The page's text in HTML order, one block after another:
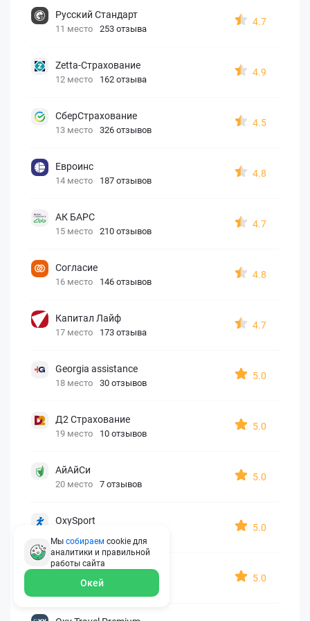
Русский Стандарт
11 место 253 отзыва
4.7
Zetta-Страхование
12 место 162 отзыва
4.9
СберСтрахование
13 место 326 отзывов
4.5
Евроинс
14 место 187 отзывов
4.8
АК БАРС
15 место 210 отзывов
4.7
Согласие
16 место 146 отзывов
4.8
Капитал Лайф
17 место 173 отзыва
4.7
Georgia assistance
18 место 30 отзывов
5.0
Д2 Страхование
19 место 10 отзывов
5.0
АйАйСи
20 место 7 отзывов
5.0
OxySport
5.0
ERGO AXA
22 место 2 отзыва
5.0
Мы собираем cookie для
аналитики и правильной
работы сайта
Окей